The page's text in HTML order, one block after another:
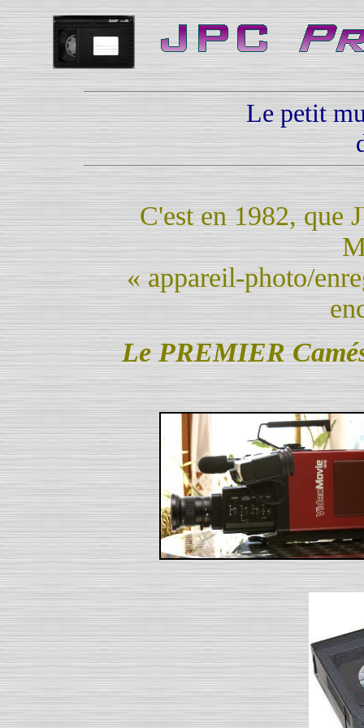
Le petit
C'est en 1982, que
« appareil-photo/
Le PREMIER